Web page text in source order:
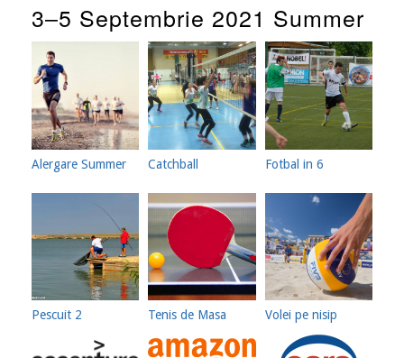
3‒5 Septembrie 2021 Summer
Alergare Summer Catchball Fotbal in 6
Pescuit 2 Tenis de Masa Volei pe nisip